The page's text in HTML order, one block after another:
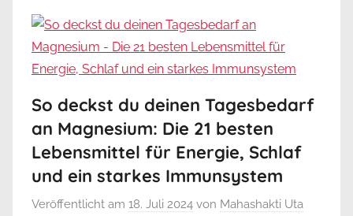
So deckst du deinen Tagesbedarf
an Magnesium: Die 21 besten
Lebensmittel für Energie, Schlaf
und ein starkes Immunsystem
Veröffentlicht am 18. Juli 2024 von Mahashakti Uta